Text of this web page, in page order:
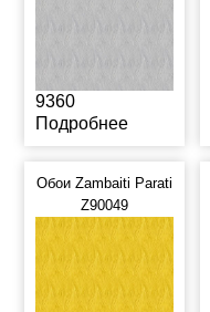
9360
Подробнее
Обои Zambaiti Parati
Z90049